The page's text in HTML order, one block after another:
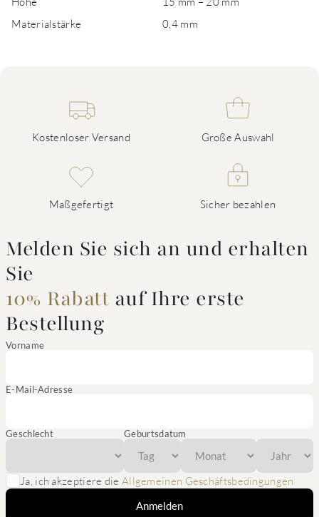
Materialstärke
0,4 mm
Kostenloser Versand Große Auswahl
Maßgefertigt Sicher bezahlen
Melden Sie sich an und erhalten
Sie
10% Rabatt auf Ihre erste
Bestellung
Vorname
E-Mail-Adresse
Geschlecht Geburtsdatum
Ja, ich akzeptiere die Allgemeinen Geschäftsbedingungen
Anmelden